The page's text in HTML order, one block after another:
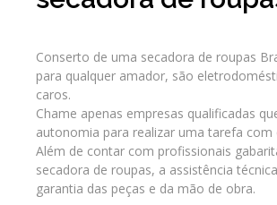
Conserto de uma secadora de roupas
para qualquer amador, são
caros.
Chame apenas empresas qualificadas
autonomia para realizar uma tarefa com
Além de contar com profissionais
secadora de roupas, a assistência
garantia das peças e da mão de obra.